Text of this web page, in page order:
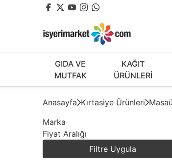
GIDA VE
MUTFAK
KAĞIT
ÜRÜNLERİ
Anasayfa Kırtasiye Ürünleri
Marka
DELTA
Fiyat Aralığı
Filtre Uygula